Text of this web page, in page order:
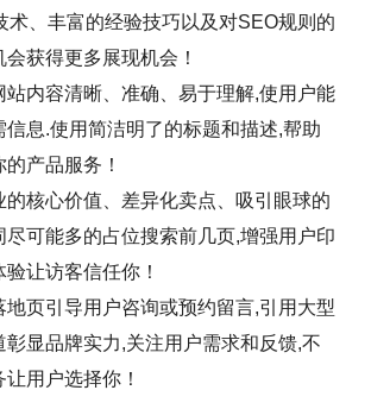
术、丰富的经验技巧以及对SEO规则的
获得更多展现机会！
站内容清晰、准确、易于理解,使用户能
信息.使用简洁明了的标题和描述,帮助
产品服务！
的核心价值、差异化卖点、吸引眼球的
尽可能多的占位搜索前几页,增强用户印
让访客信任你！
地页引导用户咨询或预约留言,引用大型
彰显品牌实力,关注用户需求和反馈,不
用户选择你！